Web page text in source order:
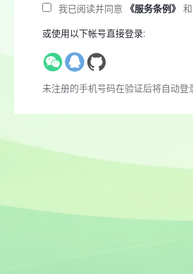
我已阅读并同意 《服务条例》 和
或使用以下帐号直接登录:
未注册的手机号码在验证后将自动登